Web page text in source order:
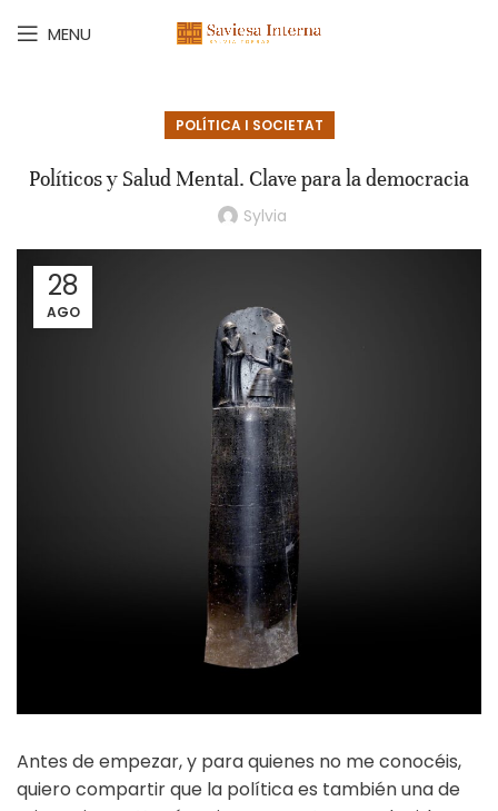
MENU
POLÍTICA I SOCIETAT
Políticos y Salud Mental. Clave para la democracia
Sylvia
28
AGO
Antes de empezar, y para quienes no me conocéis,
quiero compartir que la política es también una de